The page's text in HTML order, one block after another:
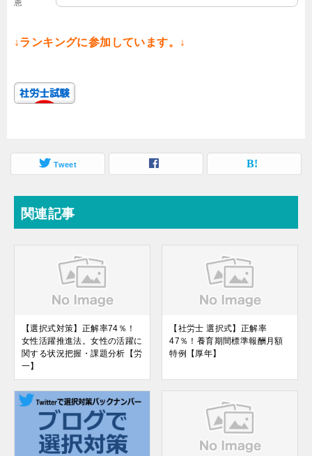
憲
↓ランキングに参加しています。↓
Tweet
関連記事
【選択式対策】正解率74％！
女性活躍推進法。女性の活躍に
関する状況把握・課題分析【労
一】
【社労士 選択式】正解率
47％！養育期間標準報酬月額
特例【厚年】